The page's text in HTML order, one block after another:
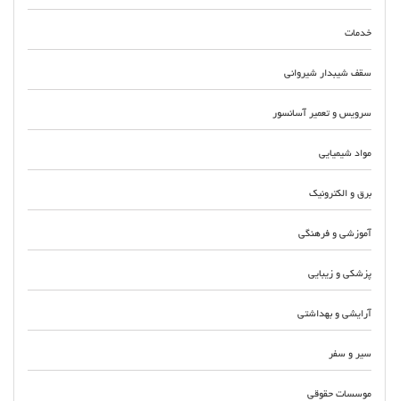
خدمات
سقف شیبدار شیروانی
سرویس و تعمیر آسانسور
مواد شیمیایی
برق و الکترونیک
آموزشی و فرهنگی
پزشکی و زیبایی
آرایشی و بهداشتی
سیر و سفر
موسسات حقوقی